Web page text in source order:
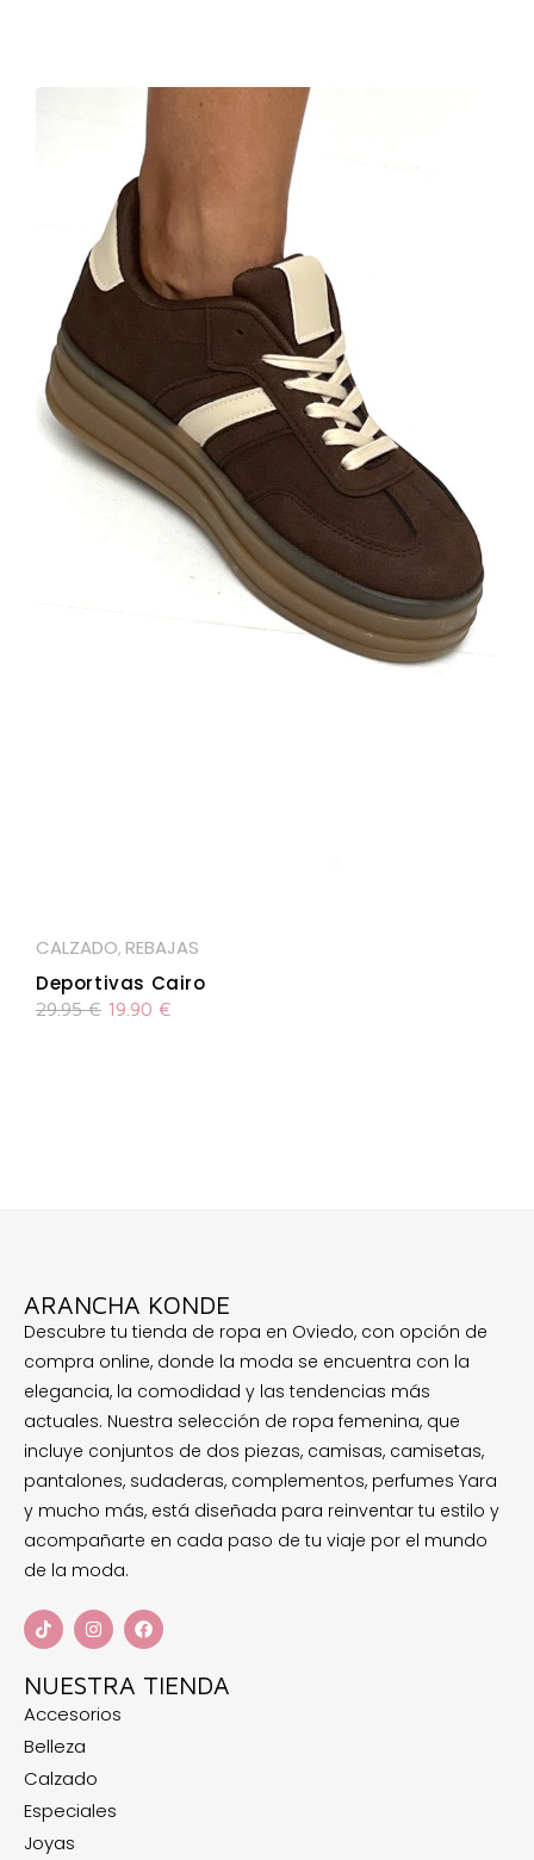
CALZADO, REBAJAS
Deportivas Cairo
29.95€ 19.90 €
ARANCHA KONDE
Descubre tu tienda de ropa en Oviedo, con opción de
compra online, donde la moda se encuentra con la
elegancia, la comodidad y las tendencias más
actuales. Nuestra selección de ropa femenina, que
incluye conjuntos de dos piezas, camisas, camisetas,
pantalones, sudaderas, complementos, perfumes Yara
y mucho más, está diseñada para reinventar tu estilo y
acompañarte en cada paso de tu viaje por el mundo
de la moda.
NUESTRA TIENDA
Accesorios
Belleza
Calzado
Especiales
Joyas